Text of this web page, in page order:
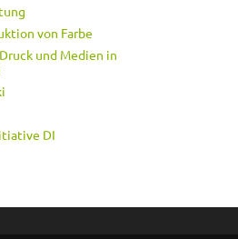
von Farbe
und Medien in
DI